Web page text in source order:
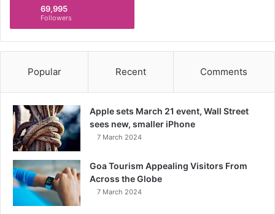
69,995
Followers
Popular Recent Comments
Apple sets March 21 event, Wall Street
sees new, smaller iPhone
7 March 2024
Goa Tourism Appealing Visitors From
Across the Globe
7 March 2024